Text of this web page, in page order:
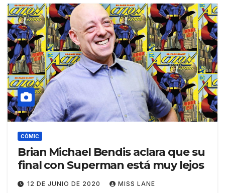
CÓMIC
Brian Michael Bendis aclara que su
final con Superman está muy lejos
12 DE JUNIO DE 2020 MISS LANE